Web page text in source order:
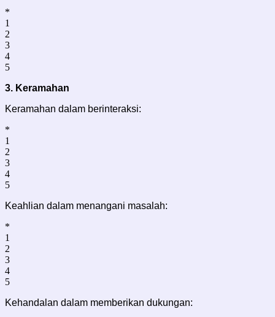
*
1
2
3
4
5
3. Keramahan
Keramahan dalam berinteraksi:
*
1
2
3
4
5
Keahlian dalam menangani masalah:
*
1
2
3
4
5
Kehandalan dalam memberikan dukungan: